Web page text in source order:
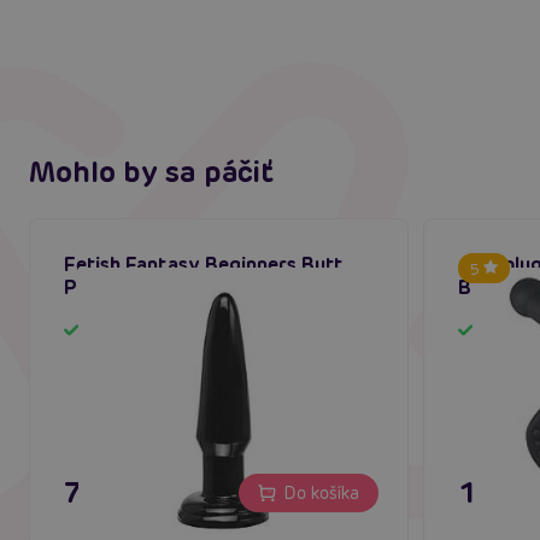
Mohlo by sa páčiť
Fetish Fantasy Beginners Butt
Plug
7,80 € Do košíka
5
Anal
Ball Ring